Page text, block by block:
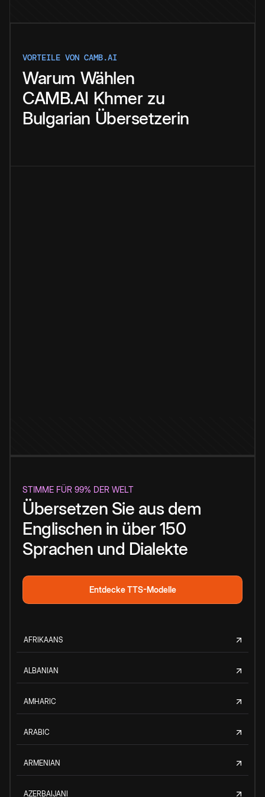
VORTEILE VON CAMB.AI
Warum Wählen
CAMB.AI Khmer zu
Bulgarian Übersetzerin
STIMME FÜR 99% DER WELT
Übersetzen Sie aus dem
Englischen in über 150
Sprachen und Dialekte
Entdecke TTS-Modelle
AFRIKAANS
ALBANIAN
AMHARIC
ARABIC
ARMENIAN
AZERBAIJANI